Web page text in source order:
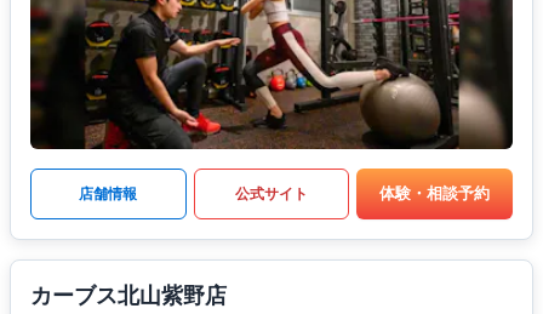
店舗情報 公式サイト 体験・相談予約
カーブス北山紫野店